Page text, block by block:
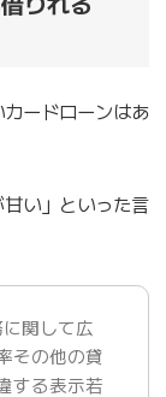
ードローンはあ
い」といった言
関して広
その他の貸
する表示若